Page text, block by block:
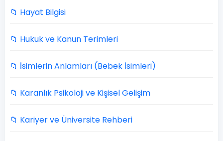
📁 Hayat Bilgisi
📁 Hukuk ve Kanun Terimleri
📁 İsimlerin Anlamları (Bebek İsimleri)
📁 Karanlık Psikoloji ve Kişisel Gelişim
📁 Kariyer ve Üniversite Rehberi